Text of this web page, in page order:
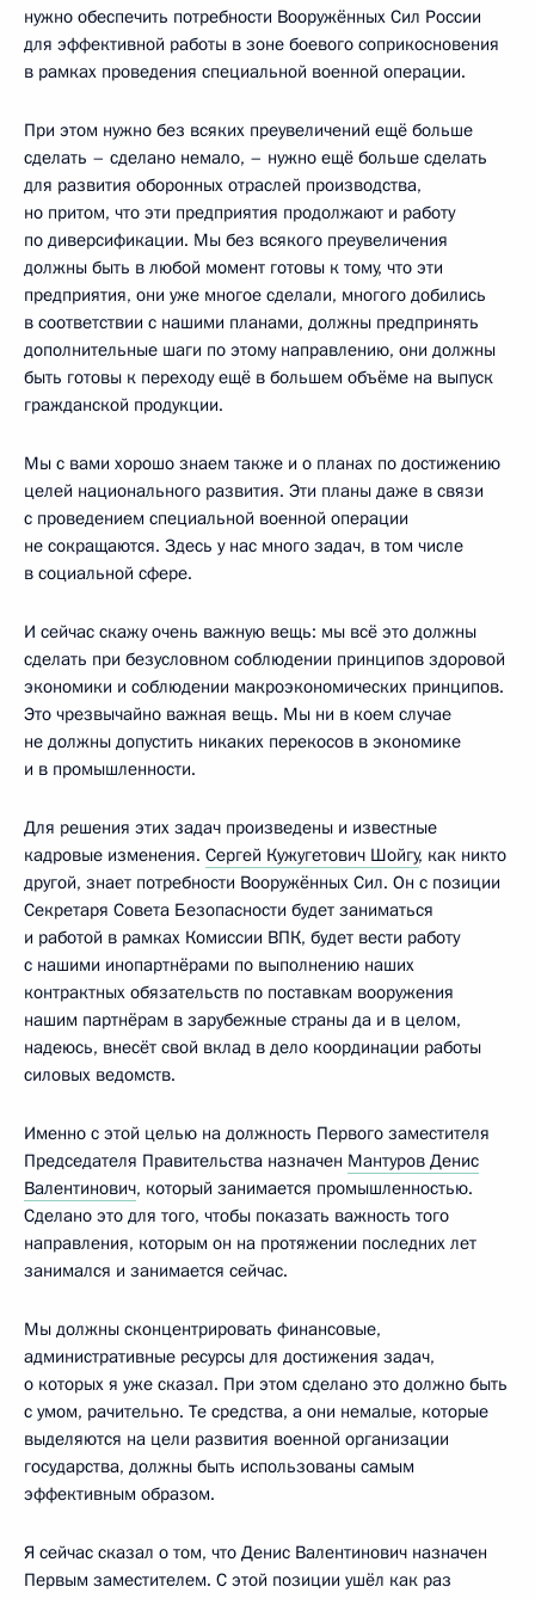
нужно обеспечить потребности Вооружённых Сил России
для эффективной работы в зоне боевого соприкосновения
в рамках проведения специальной военной операции.
При этом нужно без всяких преувеличений ещё больше
сделать – сделано немало, – нужно ещё больше сделать
для развития оборонных отраслей производства,
но притом, что эти предприятия продолжают и работу
по диверсификации. Мы без всякого преувеличения
должны быть в любой момент готовы к тому, что эти
предприятия, они уже многое сделали, многого добились
в соответствии с нашими планами, должны предпринять
дополнительные шаги по этому направлению, они должны
быть готовы к переходу ещё в большем объёме на выпуск
гражданской продукции.
Мы с вами хорошо знаем также и о планах по достижению
целей национального развития. Эти планы даже в связи
с проведением специальной военной операции
не сокращаются. Здесь у нас много задач, в том числе
в социальной сфере.
И сейчас скажу очень важную вещь: мы всё это должны
сделать при безусловном соблюдении принципов здоровой
экономики и соблюдении макроэкономических принципов.
Это чрезвычайно важная вещь. Мы ни в коем случае
не должны допустить никаких перекосов в экономике
и в промышленности.
Для решения этих задач произведены и известные
кадровые изменения. Сергей Кужугетович Шойгу, как никто
другой, знает потребности Вооружённых Сил. Он с позиции
Секретаря Совета Безопасности будет заниматься
и работой в рамках Комиссии ВПК, будет вести работу
с нашими инопартнёрами по выполнению наших
контрактных обязательств по поставкам вооружения
нашим партнёрам в зарубежные страны да и в целом,
надеюсь, внесёт свой вклад в дело координации работы
силовых ведомств.
Именно с этой целью на должность Первого заместителя
Председателя Правительства назначен Мантуров Денис
Валентинович, который занимается промышленностью.
Сделано это для того, чтобы показать важность того
направления, которым он на протяжении последних лет
занимался и занимается сейчас.
Мы должны сконцентрировать финансовые,
административные ресурсы для достижения задач,
о которых я уже сказал. При этом сделано это должно быть
с умом, рачительно. Те средства, а они немалые, которые
выделяются на цели развития военной организации
государства, должны быть использованы самым
эффективным образом.
Я сейчас сказал о том, что Денис Валентинович назначен
Первым заместителем. С этой позиции ушёл как раз